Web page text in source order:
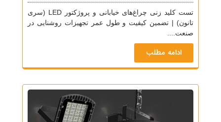
تست کلید زنی چراغ‌های خیابانی و پروژکتور LED (سری
تانون) | تضمین کیفیت و طول عمر تجهیزات روشنایی در
صنعت....
ادامه مطلب